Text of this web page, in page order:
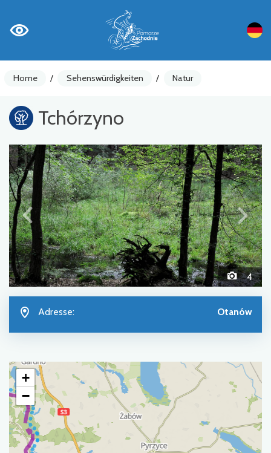
Home / Sehenswürdigkeiten / Natur
Tchórzyno
4
Adresse: Otanów
+
−